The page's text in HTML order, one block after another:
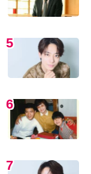
5
6
7